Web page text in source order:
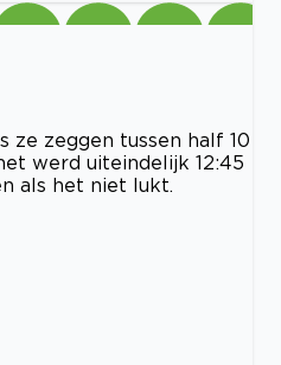
ze zeggen tussen half 10
werd uiteindelijk 12:45
als het niet lukt.